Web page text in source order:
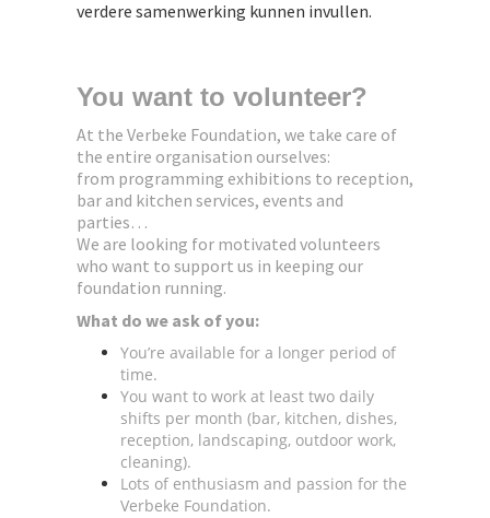
verdere samenwerking kunnen invullen.
You want to volunteer?
At the Verbeke Foundation, we take care of
the entire organisation ourselves:
from programming exhibitions to reception,
bar and kitchen services, events and
parties…
We are looking for motivated volunteers
who want to support us in keeping our
foundation running.
What do we ask of you:
You’re available for a longer period of
time.
You want to work at least two daily
shifts per month (bar, kitchen, dishes,
reception, landscaping, outdoor work,
cleaning).
Lots of enthusiasm and passion for the
Verbeke Foundation.